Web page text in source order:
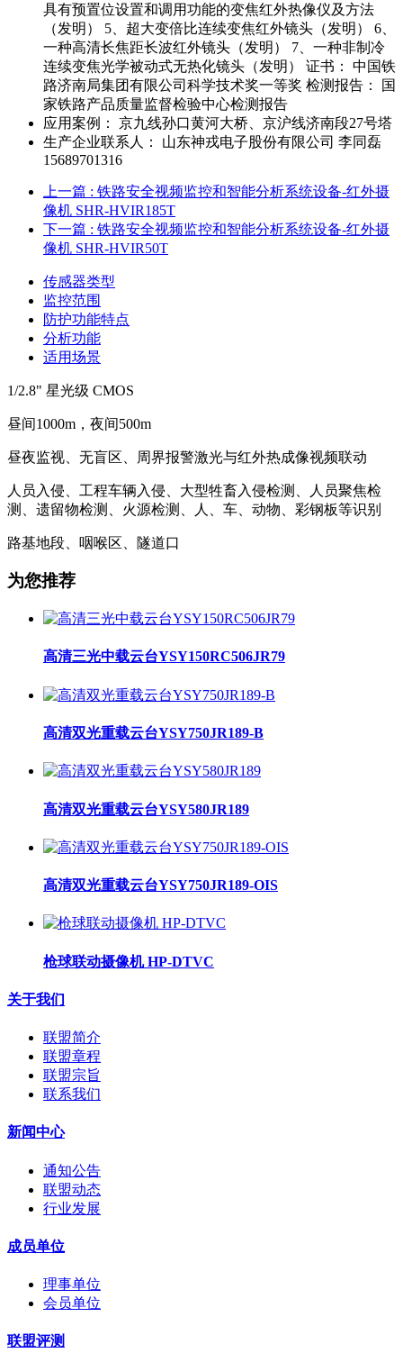
具有预置位设置和调用功能的变焦红外热像仪及方法
（发明） 5、超大变倍比连续变焦红外镜头（发明） 6、
一种高清长焦距长波红外镜头（发明） 7、一种非制冷
连续变焦光学被动式无热化镜头（发明） 证书： 中国铁
路济南局集团有限公司科学技术奖一等奖 检测报告： 国
家铁路产品质量监督检验中心检测报告
应用案例：
京九线孙口黄河大桥、京沪线济南段27号塔
生产企业联系人：
山东神戎电子股份有限公司 李同磊
15689701316
上一篇 : 铁路安全视频监控和智能分析系统设备-红外摄
像机 SHR-HVIR185T
下一篇 : 铁路安全视频监控和智能分析系统设备-红外摄
像机 SHR-HVIR50T
传感器类型
监控范围
防护功能特点
分析功能
适用场景
1/2.8" 星光级 CMOS
昼间1000m，夜间500m
昼夜监视、无盲区、周界报警激光与红外热成像视频联动
人员入侵、工程车辆入侵、大型牲畜入侵检测、人员聚焦检
测、遗留物检测、火源检测、人、车、动物、彩钢板等识别
路基地段、咽喉区、隧道口
为您推荐
高清三光中载云台YSY150RC506JR79
高清双光重载云台YSY750JR189-B
高清双光重载云台YSY580JR189
高清双光重载云台YSY750JR189-OIS
枪球联动摄像机 HP-DTVC
关于我们
联盟简介
联盟章程
联盟宗旨
联系我们
新闻中心
通知公告
联盟动态
行业发展
成员单位
理事单位
会员单位
联盟评测